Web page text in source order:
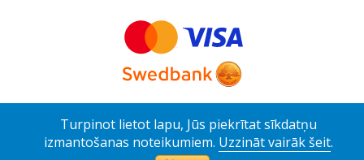
Turpinot lietot lapu, Jūs piekrītat sīkdatņu
izmantošanas noteikumiem. Uzzināt vairāk šeit.